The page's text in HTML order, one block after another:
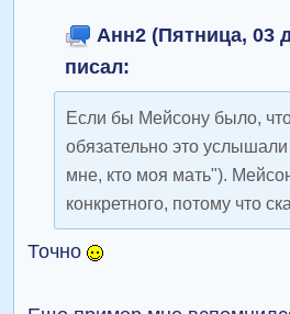
Анн2 (Пятница, 03
писал:
Если бы Мейсону было,
обязательно это
мне, кто моя мать").
конкретного, потому что
Точно